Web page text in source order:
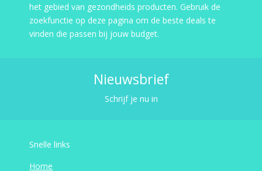
het gebied van gezondheids producten. Gebruik de
zoekfunctie op deze pagina om de beste deals te
vinden die passen bij jouw budget.
Nieuwsbrief
Schrijf je nu in
Snelle links
Home